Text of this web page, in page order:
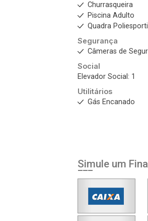
Churrasqueira
Piscina Adulto
Quadra
Segurança
Câmeras de
Social
Elevador Social: 1
Utilitários
Gás Encanado
Simule um